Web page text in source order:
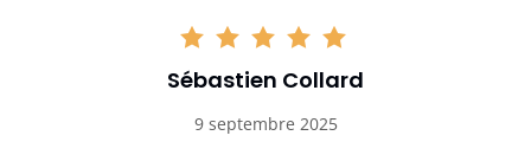
Sébastien Collard
9 septembre 2025